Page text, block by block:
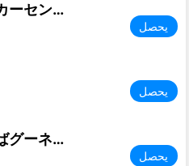
中古車アプリカーセンサー
يحصل
يحصل
カー！といえばグーネット - 中古車検索から最新の車情報まで
يحصل